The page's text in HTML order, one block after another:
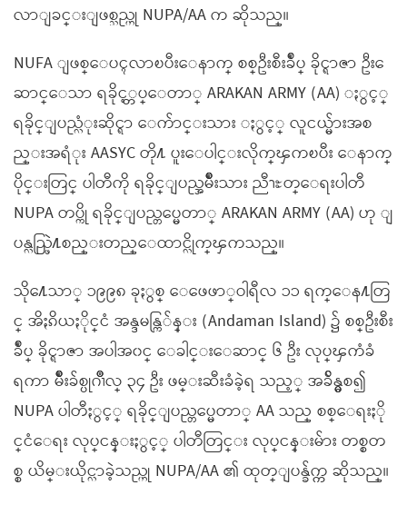
လာျခင္းျဖစ္သည္ဟု NUPA/AA က ဆိုသည္။
NUFA ျဖစ္ေပၚလာၿပီးေနာက္ စစ္ဦးစီးခ်ဳပ္ ခိုင္ရာဇာ ဦးေ
ဆာင္ေသာ ရခိုင့္တပ္ေတာ္ ARAKAN ARMY (AA) ႏွင့္
ရခိုင္ျပည္လံုးဆိုင္ရာ ေက်ာင္းသား ႏွင့္ လူငယ္မ်ားအစ
ည္းအရံုး AASYC တို႔ ပူးေပါင္းလိုက္ၾကၿပီး ေနာက္
ပိုင္းတြင္ ပါတီကို ရခိုင္ျပည္အမ်ိဳးသား ညီၫႊတ္ေရးပါတီ
NUPA တပ္ကို ရခိုင္ျပည္တပ္မေတာ္ ARAKAN ARMY (AA) ဟု ျ
ပန္လည္ဖြဲ႔စည္းတည္ေထာင္လိုက္ၾကသည္။
သို႔ေသာ္ ၁၉၉၈ ခုႏွစ္ ေဖေဖာ္ဝါရီလ ၁၁ ရက္ေန႔တြ
င္ အိႏၵိယႏိုင္ငံ အန္ဒမန္ကြ်န္း (Andaman Island) ၌ စစ္ဦးစီး
ခ်ဳပ္ ခိုင္ရာဇာ အပါအ၀င္ ေခါင္းေဆာင္ ၆ ဦး လုပ္ၾကံခံ
ရကာ မ်ိဳးခ်စ္ပုဂၢိဳလ္ ၃၄ ဦး ဖမ္းဆီးခံခဲ့ရ သည့္ အခ်ိန္မွစ၍
NUPA ပါတီႏွင့္ ရခိုင္ျပည္တပ္မေတာ္ AA သည္ စစ္ေရးႏို
င္ငံေရး လုပ္ငန္းႏွင့္ ပါတီတြင္း လုပ္ငန္းမ်ား တစ္စတ
စ္စ ယိမ္းယိုင္လာခဲ့သည္ဟု NUPA/AA ၏ ထုတ္ျပန္ခ်က္က ဆိုသည္။